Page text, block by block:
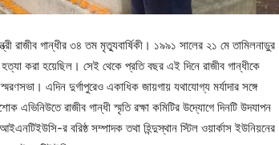
রাজীব গান্ধীর ৩৪ তম মৃত্যুবার্ষিকী। ১৯৯১ সালের ২১ মে তামিলনাড়ুর
হত্যা করা হয়েছিল। সেই থেকে প্রতি বছর এই দিনে রাজীব গান্ধীকে
এদিন দুর্গাপুরেও একাধিক জায়গায় যথাযোগ্য মর্যাদার সঙ্গে
এভিনিউতে রাজীব গান্ধী স্মৃতি রক্ষা কমিটির উদ্যোগে দিনটি উদযাপন
র বরিষ্ঠ সম্পাদক তথা হিন্দুস্থান স্টিল ওয়ার্কাস ইউনিয়নের